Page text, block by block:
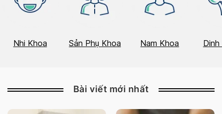
Nhi Khoa Sản Phụ Khoa Nam Khoa Dinh
Bài viết mới nhất